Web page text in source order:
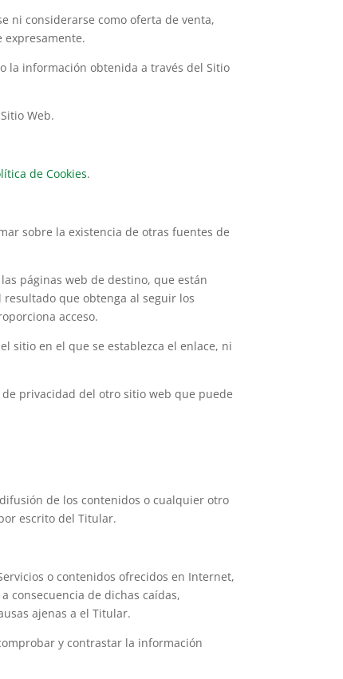
ni considerarse como oferta de venta,
la información obtenida a través del Sitio
Web.
de Cookies.
sobre la existencia de otras fuentes de
páginas web de destino, que están
que obtenga al seguir los
acceso.
sitio en el que se establezca el enlace, ni
privacidad del otro sitio web que puede
de los contenidos o cualquier otro
escrito del Titular.
o contenidos ofrecidos en Internet,
consecuencia de dichas caídas,
ajenas a el Titular.
y contrastar la información